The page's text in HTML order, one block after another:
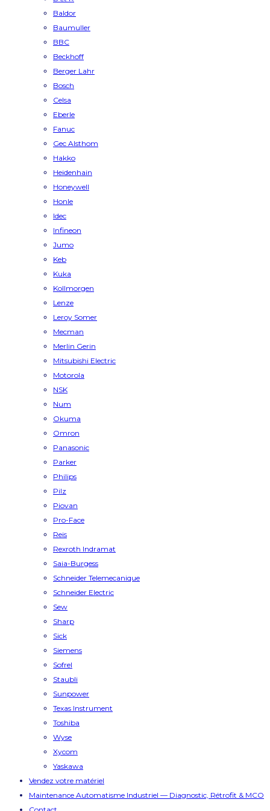
Baldor
Baumuller
BBC
Beckhoff
Berger Lahr
Bosch
Celsa
Eberle
Fanuc
Gec Alsthom
Hakko
Heidenhain
Honeywell
Honle
Idec
Infineon
Jumo
Keb
Kuka
Kollmorgen
Lenze
Leroy Somer
Mecman
Merlin Gerin
Mitsubishi Electric
Motorola
NSK
Num
Okuma
Omron
Panasonic
Parker
Philips
Pilz
Piovan
Pro-Face
Reis
Rexroth Indramat
Saia-Burgess
Schneider Telemecanique
Schneider Electric
Sew
Sharp
Sick
Siemens
Sofrel
Staubli
Sunpower
Texas Instrument
Toshiba
Wyse
Xycom
Yaskawa
Vendez votre matériel
Maintenance Automatisme Industriel — Diagnostic, Rétrofit & MCO